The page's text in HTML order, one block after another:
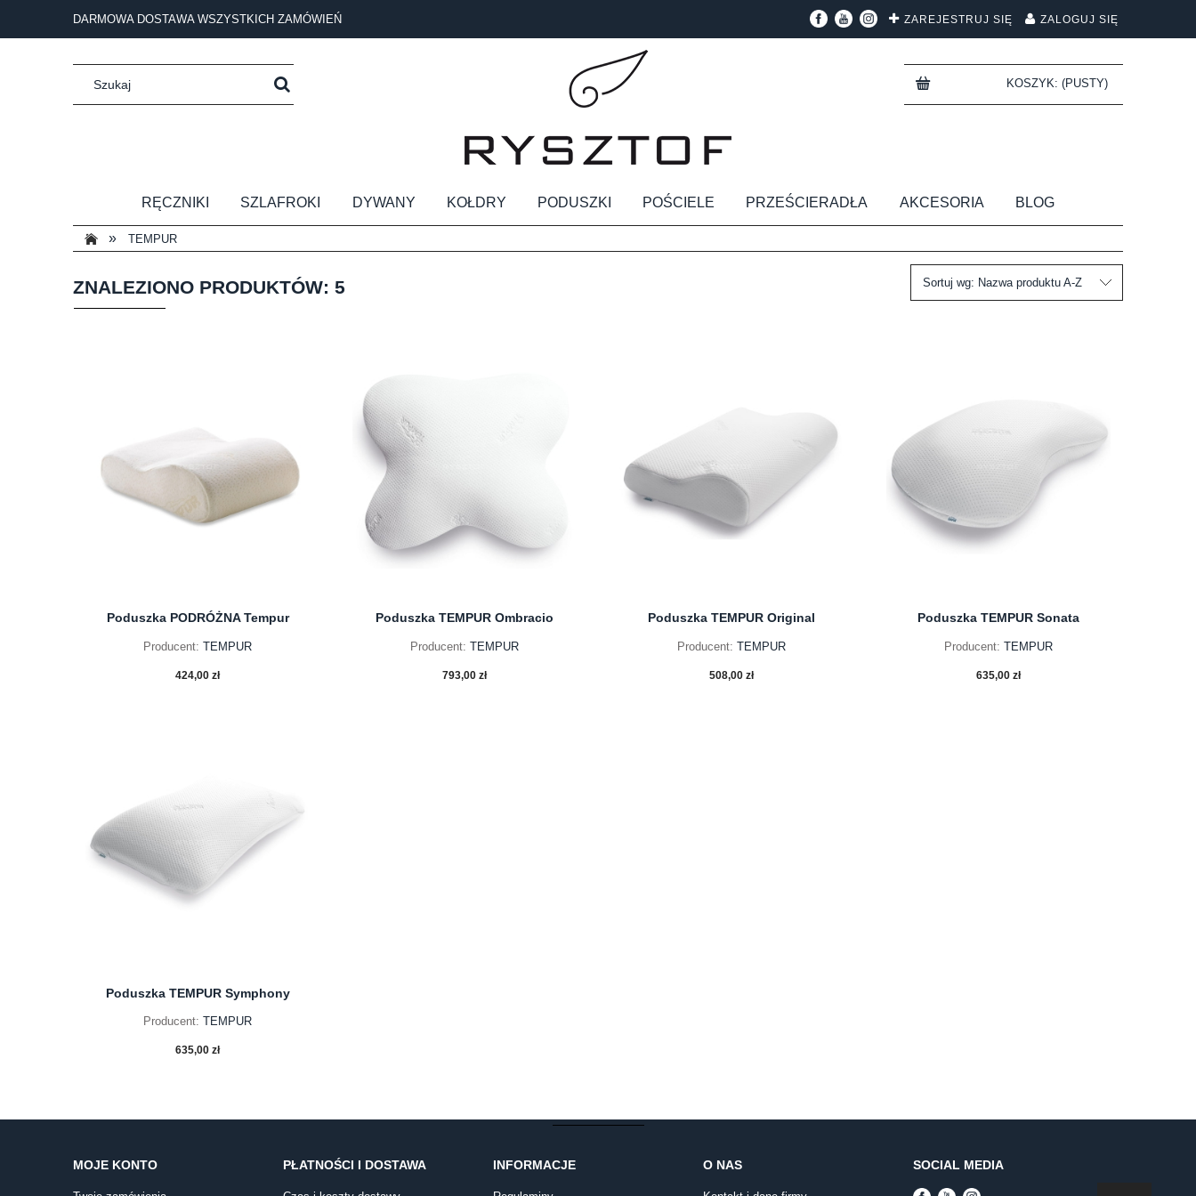
ZAREJESTRUJ SIĘ ZALOGUJ SIĘ
DARMOWA DOSTAWA WSZYSTKICH ZAMÓWIEŃ
KOSZYK: (PUSTY)
RĘCZNIKI SZLAFROKI DYWANY KOŁDRY PODUSZKI POŚCIELE PRZEŚCIERADŁA AKCESORIA BLOG
» TEMPUR
ZNALEZIONO PRODUKTÓW: 5 Sortuj wg: Nazwa produktu A-Z
Poduszka PODRÓŻNA Tempur
Producent: TEMPUR
424,00 zł
Poduszka TEMPUR Ombracio
Producent: TEMPUR
793,00 zł
Poduszka TEMPUR Original
Producent: TEMPUR
508,00 zł
Poduszka TEMPUR Sonata
Producent: TEMPUR
635,00 zł
Poduszka TEMPUR Symphony
Producent: TEMPUR
635,00 zł
MOJE KONTO PŁATNOŚCI I DOSTAWA INFORMACJE O NAS SOCIAL MEDIA